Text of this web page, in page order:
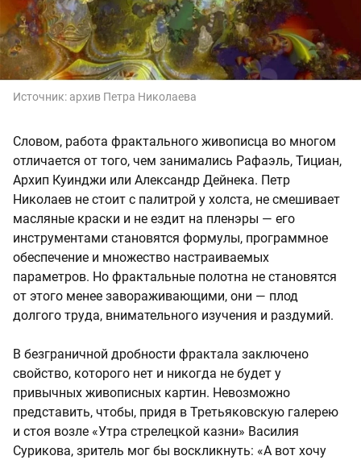
Источник: архив Петра Николаева
Словом, работа фрактального живописца во многом
отличается от того, чем занимались Рафаэль, Тициан,
Архип Куинджи или Александр Дейнека. Петр
Николаев не стоит с палитрой у холста, не смешивает
масляные краски и не ездит на пленэры — его
инструментами становятся формулы, программное
обеспечение и множество настраиваемых
параметров. Но фрактальные полотна не становятся
от этого менее завораживающими, они — плод
долгого труда, внимательного изучения и раздумий.
В безграничной дробности фрактала заключено
свойство, которого нет и никогда не будет у
привычных живописных картин. Невозможно
представить, чтобы, придя в Третьяковскую галерею
и стоя возле «Утра стрелецкой казни» Василия
Сурикова, зритель мог бы воскликнуть: «А вот хочу